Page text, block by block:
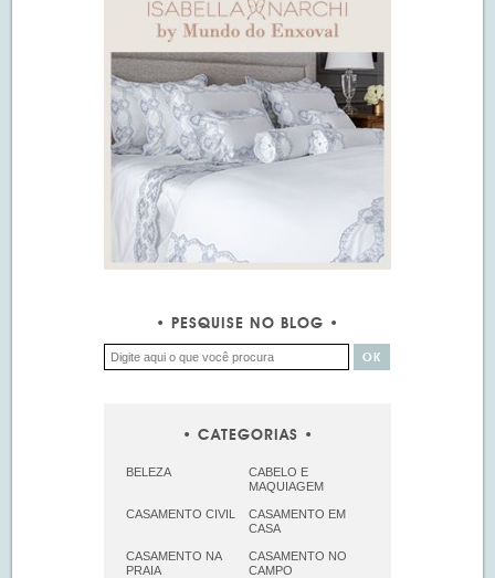
PESQUISE NO BLOG
CATEGORIAS
BELEZA
CABELO E
MAQUIAGEM
CASAMENTO CIVIL
CASAMENTO EM
CASA
CASAMENTO NA
PRAIA
CASAMENTO NO
CAMPO